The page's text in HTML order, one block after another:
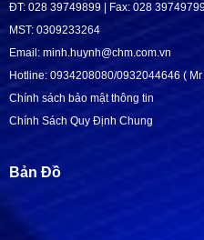
ĐT: 028 39749899 | Fax: 028 39749799
MST: 0309233264
Email: minh.huynh@chm.com.vn
Hotline: 0934208080/0932044646 (
Chính sách bảo mật thông tin
Chính Sách Quy Định Chung
Bản Đồ